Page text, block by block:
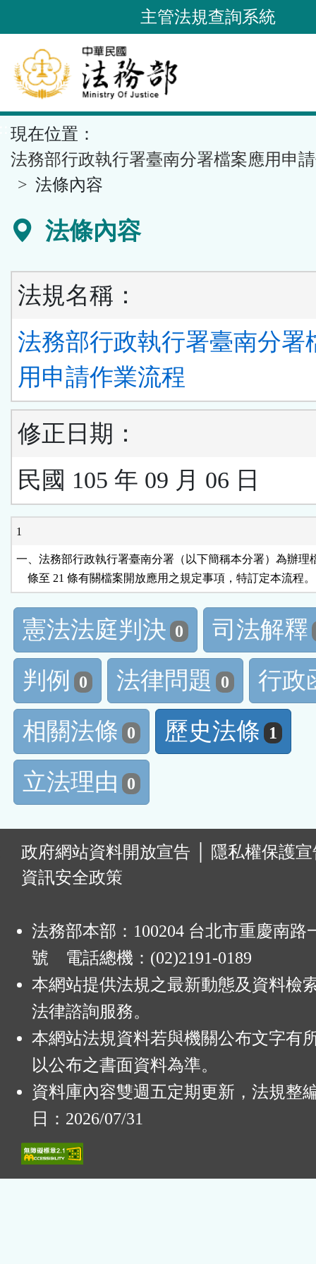
到
要
內
容
區
塊
主管法規查詢系統
現在位置：
法務部行政執行署臺南分署檔案應用申
法條內容
法條內容
法規名稱：
法務部行政執行署臺南分署
用申請作業流程
修正日期：
民國 105 年 09 月 06 日
1
一、法務部行政執行署臺南分署（以下簡稱本分署）為辦理
    條至 21 條有關檔案開放應用之規定事項，特訂定本流程。
憲法法庭判決 0
司法解釋
判例
0 法律問題 0
行政
相關法條 0 歷史法條 1
立法理由 0
政府網站資料開放宣告
隱私權保護
資訊安全政策
法務部本部：100204 台北市重慶南路
號 電話總機：(02)2191-0189
本網站提供法規之最新動態及資料檢
法律諮詢服務。
本網站法規資料若與機關公布文字有
以公布之書面資料為準。
資料庫內容雙週五定期更新，法規整
日：2026/07/31